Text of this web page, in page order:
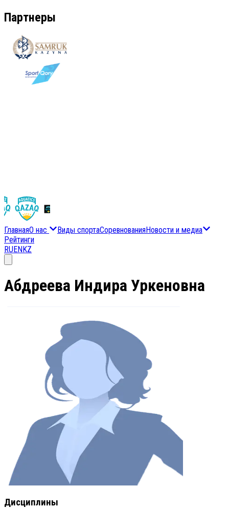
Партнеры
ГлавнаяО нас Виды спортаСоревнованияНовости и медиа
Рейтинги
RUENKZ
Абдреева Индира Уркеновна
Дисциплины